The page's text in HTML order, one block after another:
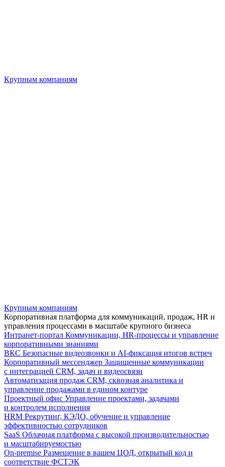
Крупным компаниям
Крупным компаниям
Корпоративная платформа для коммуникаций, продаж, HR и
управления процессами в масштабе крупного бизнеса
Интранет-портал Коммуникации, HR-процессы и управление
корпоративными знаниями
ВКС Безопасные видеозвонки и AI-фиксация итогов встреч
Корпоративный мессенджер Защищенные коммуникации
с интеграцией CRM, задач и видеосвязи
Автоматизация продаж CRM, сквозная аналитика и
управление продажами в едином контуре
Проектный офис Управление проектами, задачами
и контролем исполнения
HRM Рекрутинг, КЭДО, обучение и управление
эффективностью сотрудников
SaaS Облачная платформа с высокой производительностью
и масштабируемостью
On-premise Размещение в вашем ЦОД, открытый код и
соответствие ФСТЭК